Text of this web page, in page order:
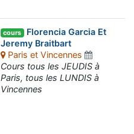
cours Florencia Garcia Et
Jeremy Braitbart
Paris et Vincennes
Cours tous les JEUDIS à
Paris, tous les LUNDIS à
Vincennes